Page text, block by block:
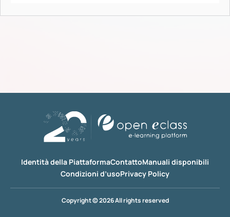
Identità della PiattaformaContattoManuali disponibili
Condizioni d’usoPrivacy Policy
Copyright © 2026 All rights reserved